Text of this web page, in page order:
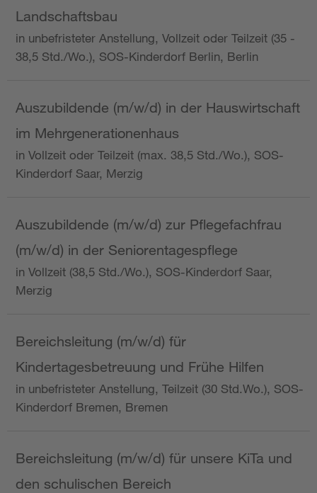
Landschaftsbau
in unbefristeter Anstellung, Vollzeit oder Teilzeit (35 -
38,5 Std./Wo.), SOS-Kinderdorf Berlin, Berlin
Auszubildende (m/w/d) in der Hauswirtschaft
im Mehrgenerationenhaus
in Vollzeit oder Teilzeit (max. 38,5 Std./Wo.), SOS-
Kinderdorf Saar, Merzig
Auszubildende (m/w/d) zur Pflegefachfrau
(m/w/d) in der Seniorentagespflege
in Vollzeit (38,5 Std./Wo.), SOS-Kinderdorf Saar,
Merzig
Bereichsleitung (m/w/d) für
Kindertagesbetreuung und Frühe Hilfen
in unbefristeter Anstellung, Teilzeit (30 Std.Wo.), SOS-
Kinderdorf Bremen, Bremen
Bereichsleitung (m/w/d) für unsere KiTa und
den schulischen Bereich